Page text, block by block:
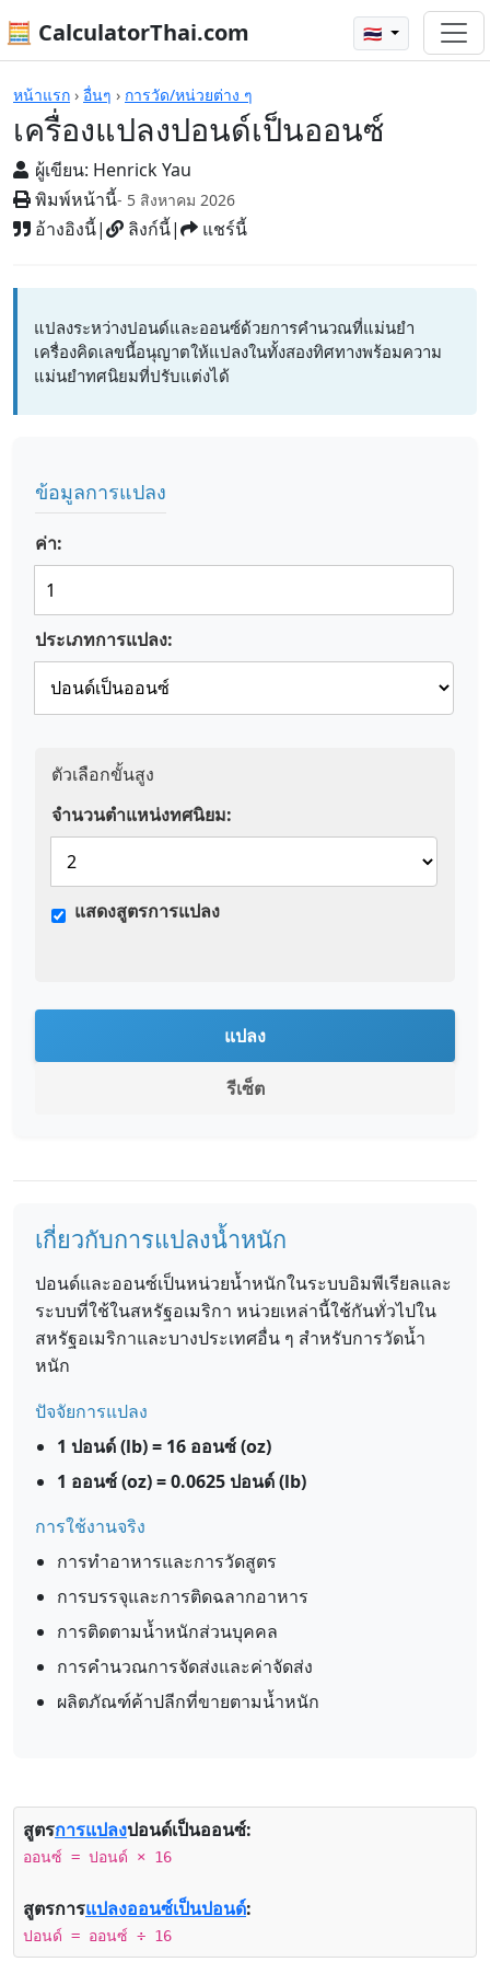
🧮 CalculatorThai.com 🇹🇭
หน้าแรก › อื่นๆ › การวัด/หน่วยต่าง ๆ
เครื่องแปลงปอนด์เป็นออนซ์
ผู้เขียน: Henrick Yau
พิมพ์หน้านี้- 5 สิงหาคม 2026
อ้างอิงนี้| ลิงก์นี้| แชร์นี้
เครื่องคิดเลข
แปลงระหว่างปอนด์และออนซ์ด้วยการคำนวณที่แม่นยำ
เครื่องคิดเลขนี้อนุญาตให้แปลงในทั้งสองทิศทางพร้อมความ
แม่นยำทศนิยมที่ปรับแต่งได้
ข้อมูลการแปลง
ค่า:
ประเภทการแปลง:
ตัวเลือกขั้นสูง
จำนวนตำแหน่งทศนิยม:
แสดงสูตรการแปลง
แปลง
รีเซ็ต
เกี่ยวกับการแปลงน้ำหนัก
ปอนด์และออนซ์เป็นหน่วยน้ำหนักในระบบอิมพีเรียลและ
ระบบที่ใช้ในสหรัฐอเมริกา หน่วยเหล่านี้ใช้กันทั่วไปใน
สหรัฐอเมริกาและบางประเทศอื่น ๆ สำหรับการวัดน้ำ
หนัก
ปัจจัยการแปลง
1 ปอนด์ (lb) = 16 ออนซ์ (oz)
1 ออนซ์ (oz) = 0.0625 ปอนด์ (lb)
การใช้งานจริง
การทำอาหารและการวัดสูตร
การบรรจุและการติดฉลากอาหาร
การติดตามน้ำหนักส่วนบุคคล
การคำนวณการจัดส่งและค่าจัดส่ง
ผลิตภัณฑ์ค้าปลีกที่ขายตามน้ำหนัก
สูตรการแปลงปอนด์เป็นออนซ์:
ออนซ์ = ปอนด์ × 16
สูตรการแปลงออนซ์เป็นปอนด์:
ปอนด์ = ออนซ์ ÷ 16